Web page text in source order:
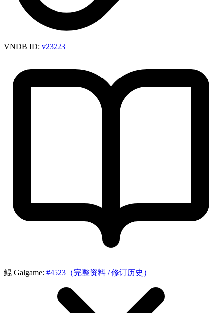
VNDB ID: v23223
鲲 Galgame: #4523（完整资料 / 修订历史）